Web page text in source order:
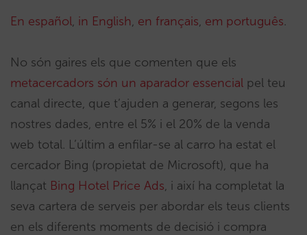
En español, in English, en français, em português.
No són gaires els que comenten que els
metacercadors són un aparador essencial pel teu
canal directe, que t’ajuden a generar, segons les
nostres dades, entre el 5% i el 20% de la venda
web total. L’últim a enfilar-se al carro ha estat el
cercador Bing (propietat de Microsoft), que ha
llançat Bing Hotel Price Ads, i així ha completat la
seva cartera de serveis per abordar els teus clients
en els diferents moments de decisió i compra